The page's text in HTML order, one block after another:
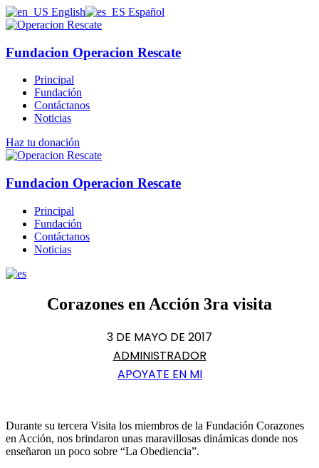
English Español
Fundacion Operacion Rescate
Principal
Fundación
Contáctanos
Noticias
Haz tu donación
Fundacion Operacion Rescate
Principal
Fundación
Contáctanos
Noticias
Corazones en Acción 3ra visita
3 DE MAYO DE 2017
ADMINISTRADOR
APOYATE EN MI
Durante su tercera Visita los miembros de la Fundación Corazones
en Acción, nos brindaron unas maravillosas dinámicas donde nos
enseñaron un poco sobre “La Obediencia”.